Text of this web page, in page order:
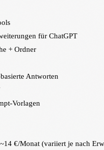
für ChatGPT
+ Ordner
Antworten
Vorlagen
€/Monat (variiert je nach